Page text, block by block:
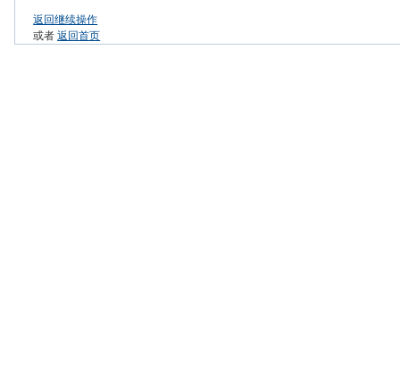
返回继续操作
或者返回首页